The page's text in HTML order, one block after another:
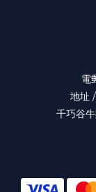
電
地址
千巧谷